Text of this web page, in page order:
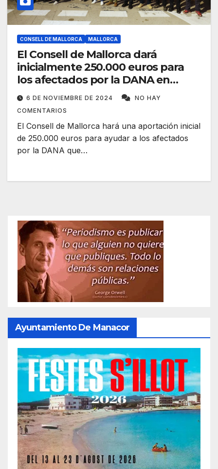
CONSELL DE MALLORCA MALLORCA
El Consell de Mallorca dará
inicialmente 250.000 euros para
los afectados por la DANA en
Valencia
6 DE NOVIEMBRE DE 2024
NO HAY
COMENTARIOS
El Consell de Mallorca hará una aportación inicial
de 250.000 euros para ayudar a los afectados
por la DANA que…
Ayuntamiento De Manacor